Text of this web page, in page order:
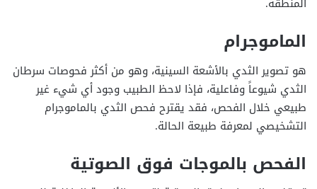
الماموجرام
هو تصوير الثدي بالأشعة السينية، وهو من أكثر فحوصات سرطان
الثدي شيوعاً وفاعلية، فإذا لاحظ الطبيب وجود أي شيء غير
طبيعي خلال الفحص، فقد يقترح فحص الثدي بالماموجرام
التشخيصي لمعرفة طبيعة الحالة.
الفحص بالموجات فوق الصوتية